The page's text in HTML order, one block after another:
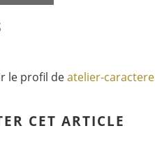
le profil deatelier-caractere
CET ARTICLE